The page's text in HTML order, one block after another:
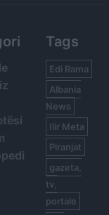
Tags
Edi Rama
Albania
News
Ilir Meta
Piranjat
gazeta,
tv,
portale